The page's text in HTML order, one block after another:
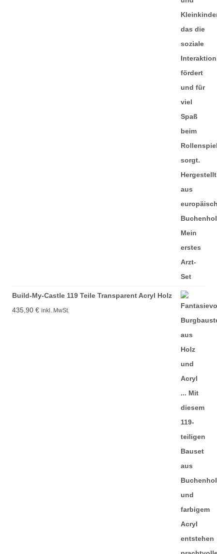
Build-My-Castle 119 Teile Transparent Acryl Holz
435,90 € inkl. MwSt.